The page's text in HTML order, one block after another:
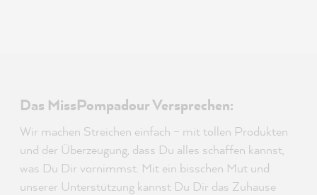
Das MissPompadour Versprechen:
Wir machen Streichen einfach – mit tollen Produkten
und der Überzeugung, dass Du alles schaffen kannst,
was Du Dir vornimmst. Mit ein bisschen Mut und
unserer Unterstützung kannst Du Dir das Zuhause